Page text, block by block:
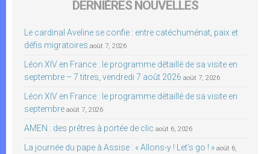
DERNIÈRES NOUVELLES
Le cardinal Aveline se confie : entre catéchuménat, paix et
défis migratoires août 7, 2026
Léon XIV en France : le programme détaillé de sa visite en
septembre – 7 titres, vendredi 7 août 2026 août 7, 2026
Léon XIV en France : le programme détaillé de sa visite en
septembre août 7, 2026
AMEN : des prêtres à portée de clic août 6, 2026
La journée du pape à Assise : « Allons-y ! Let’s go ! » août 6,